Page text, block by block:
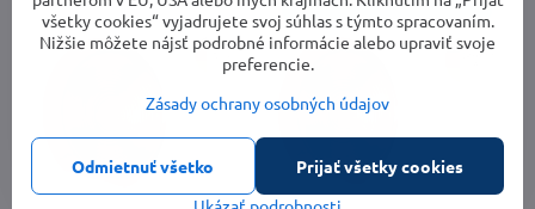
všetky cookies“ vyjadrujete svoj súhlas s týmto spracovaním.
Nižšie môžete nájsť podrobné informácie alebo upraviť svoje
preferencie.
Zásady ochrany osobných údajov
Prijať všetky cookies
Odmietnuť všetko